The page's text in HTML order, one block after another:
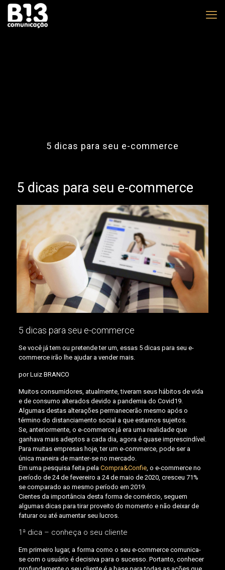
5 dicas para seu e-commerce
5 dicas para seu e-commerce
5 dicas para seu e-commerce
Se você já tem ou pretende ter um, essas 5 dicas para seu e-
commerce irão lhe ajudar a vender mais.
por Luiz BRANCO
Muitos consumidores, atualmente, tiveram seus hábitos de vida
e de consumo alterados devido a pandemia do Covid19.
Algumas destas alterações permanecerão mesmo após o
término do distanciamento social a que estamos sujeitos.
Se, anteriormente, o e-commerce já era uma realidade que
ganhava mais adeptos a cada dia, agora é quase imprescindível.
Para muitas empresas hoje, ter um e-commerce, pode ser a
única maneira de manter-se no mercado.
Em uma pesquisa feita pela Compra&Confie, o e-commerce no
período de 24 de fevereiro a 24 de maio de 2020, cresceu 71%
se comparado ao mesmo período em 2019.
Cientes da importância desta forma de comércio, seguem
algumas dicas para tirar proveito do momento e não deixar de
faturar ou até aumentar seu lucros.
1ª dica – conheça o seu cliente
Em primeiro lugar, a forma como o seu e-commerce comunica-
se com o usuário é decisiva para o sucesso. Portanto, conhecer